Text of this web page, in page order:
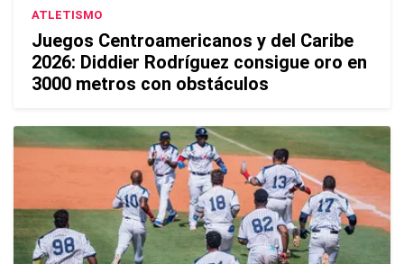
ATLETISMO
Juegos Centroamericanos y del Caribe
2026: Diddier Rodríguez consigue oro en
3000 metros con obstáculos